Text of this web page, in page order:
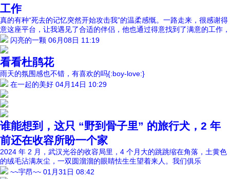
工作
真的有种“死去的记忆突然开始攻击我”的温柔感慨。一路走来，很感谢得
意这座平台，让我遇见了合适的伴侣，他也通过得意找到了满意的工作，
闪亮的一颗 06月08日 11:19
看看杜鹃花
雨天的氛围感也不错，有喜欢的吗{:boy-love:}
在一起的美好 04月14日 10:29
谁能想到，这只 “野到骨子里” 的旅行犬，2 年
前还在收容所盼一个家
2024 年 2 月，武汉光谷的收容局里，4 个月大的跳跳缩在角落，土黄色
的绒毛沾满灰尘，一双圆溜溜的眼睛怯生生望着来人。我们俱乐
~~宇昂~~ 01月31日 08:42